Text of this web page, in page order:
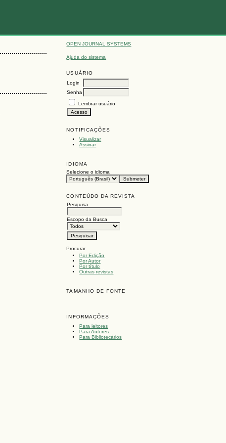
OPEN JOURNAL SYSTEMS
Ajuda do sistema
USUÁRIO
Login
Senha
Lembrar usuário
NOTIFICAÇÕES
Visualizar
Assinar
IDIOMA
Selecione o idioma
CONTEÚDO DA REVISTA
Pesquisa
Escopo da Busca
Procurar
Por Edição
Por Autor
Por título
Outras revistas
TAMANHO DE FONTE
INFORMAÇÕES
Para leitores
Para Autores
Para Bibliotecários